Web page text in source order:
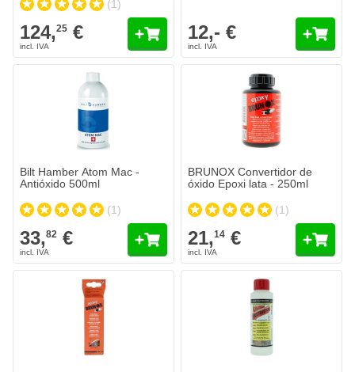
(1)
124,25 € 12,- €
Bilt Hamber Atom Mac -
Antióxido 500ml
(1)
33,82 €
BRUNOX Convertidor de
óxido Epoxi lata - 250ml
(1)
21,14 €